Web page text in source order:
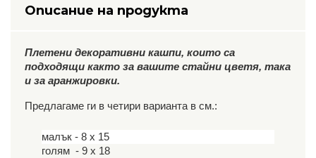
Описание на продукта
Плетени декоративни кашпи, които са
подходящи както за вашите стайни цветя, така
и за аранжировки.
Предлагаме ги в четири варианта в см.:
малък - 8 х 15
голям - 9 х 18